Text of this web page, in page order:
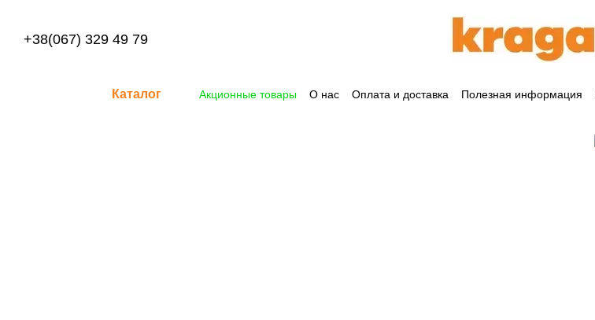
+38(067) 329 49 79
Каталог Акционные товары О нас Оплата и доставка Полезная информация